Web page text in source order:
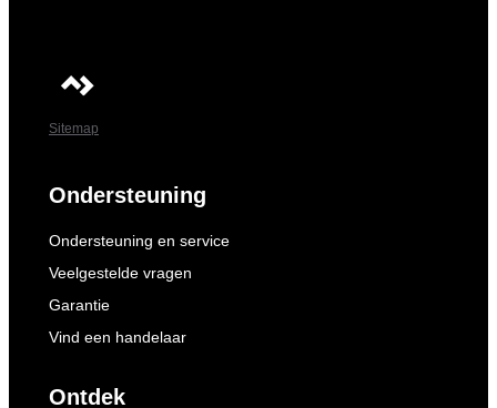
Sitemap
Ondersteuning
Ondersteuning en service
Veelgestelde vragen
Garantie
Vind een handelaar
Ontdek